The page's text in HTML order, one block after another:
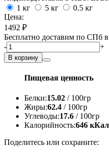
1 кг
5 кг
0.5 кг
Цена:
1492 ₽
Бесплатно доставим по СПб
-
+
В корзину
Пищевая ценность
Белки:15.02 / 100гр
Жиры:62.4 / 100гр
Углеводы:17.6 / 100гр
Калорийность:646 кКал
Поделитесь или сохраните: